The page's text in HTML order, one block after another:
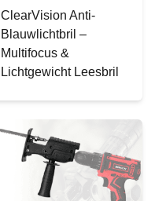
ClearVision Anti-
Blauwlichtbril –
Multifocus &
Lichtgewicht Leesbril